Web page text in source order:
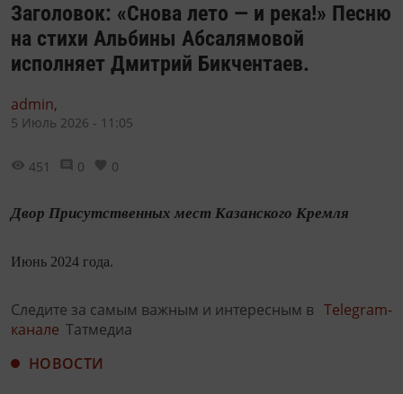
Заголовок: «Снова лето — и река!» Песню
на стихи Альбины Абсалямовой
исполняет Дмитрий Бикчентаев.
admin,
5 Июль 2026 - 11:05
451 0 0
Двор Присутственных мест Казанского Кремля
Июнь 2024 года.
Следите за самым важным и интересным в Telegram-
канале Татмедиа
НОВОСТИ